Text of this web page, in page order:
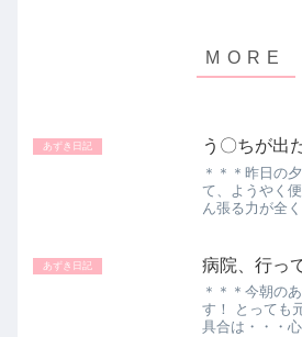
あずき日記 う〇ちが出
＊＊＊昨日の
て、ようやく
ん張る力が全
ったあずき♪ぐ
色んな症状が
あずき日記 病院、行っ
＊＊＊今朝の
す！ とっても
具合は・・・